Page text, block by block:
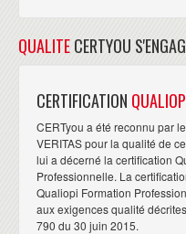
QUALITECERTYOU
CERTIFICATION
CERTyou a été reconnu par
VERITAS pour la qualité de
lui a décerné la certification
Professionnelle. La
Qualiopi Formation
aux exigences qualité
790 du 30 juin 2015.